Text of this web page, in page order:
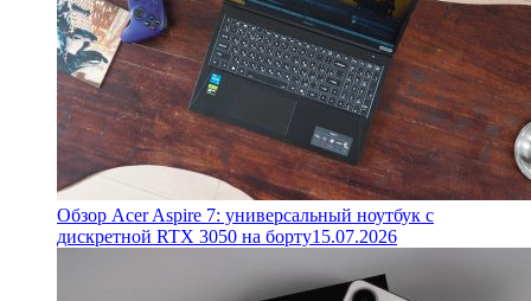
Обзор Acer Aspire 7: универсальный ноутбук с
дискретной RTX 3050 на борту15.07.2026